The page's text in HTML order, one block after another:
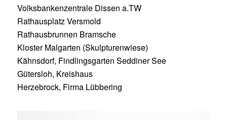
Volksbankenzentrale Dissen a.TW
Rathausplatz Versmold
Rathausbrunnen Bramsche
Kloster Malgarten (Skulpturenwiese)
Kähnsdorf, Findlingsgarten Seddiner See
Gütersloh, Kreishaus
Herzebrock, Firma Lübbering